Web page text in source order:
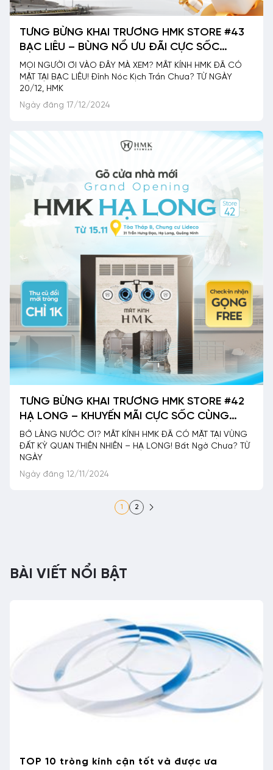
TƯNG BỪNG KHAI TRƯƠNG HMK STORE #43
BẠC LIÊU – BÙNG NỔ ƯU ĐÃI CỰC SỐC
CÙNG HÀNG NGHÌN QUÀ TẶNG
MỌI NGƯỜI ƠI VÀO ĐÂY MÀ XEM? MẮT KÍNH HMK ĐÃ CÓ
MẶT TẠI BẠC LIÊU! Đỉnh Nóc Kịch Trần Chưa? TỪ NGÀY
20/12, HMK
Ngày đăng 17/12/2024
TƯNG BỪNG KHAI TRƯƠNG HMK STORE #42
HẠ LONG – KHUYẾN MÃI CỰC SỐC CÙNG
HÀNG NGHÌN QUÀ TẶNG
BỚ LÀNG NƯỚC ƠI? MẮT KÍNH HMK ĐÃ CÓ MẶT TẠI VÙNG
ĐẤT KỲ QUAN THIÊN NHIÊN – HẠ LONG! Bất Ngờ Chưa? TỪ
NGÀY
Ngày đăng 12/11/2024
1 2
BÀI VIẾT NỔI BẬT
TOP 10 tròng kính cận tốt và được ưa